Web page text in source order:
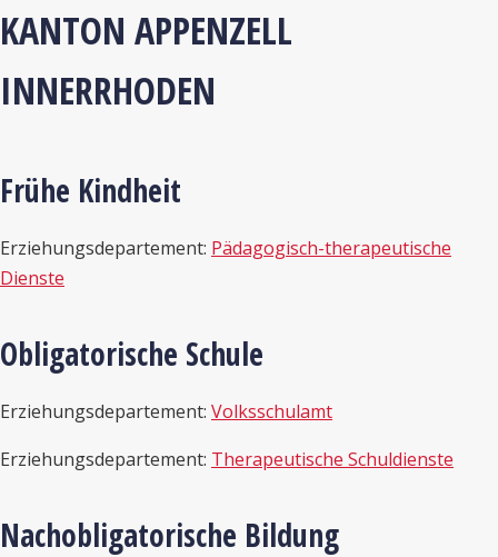
KANTON APPENZELL
INNERRHODEN
Frühe Kindheit
Erziehungsdepartement: Pädagogisch-therapeutische
Dienste
Obligatorische Schule
Erziehungsdepartement: Volksschulamt
Erziehungsdepartement: Therapeutische Schuldienste
Nachobligatorische Bildung